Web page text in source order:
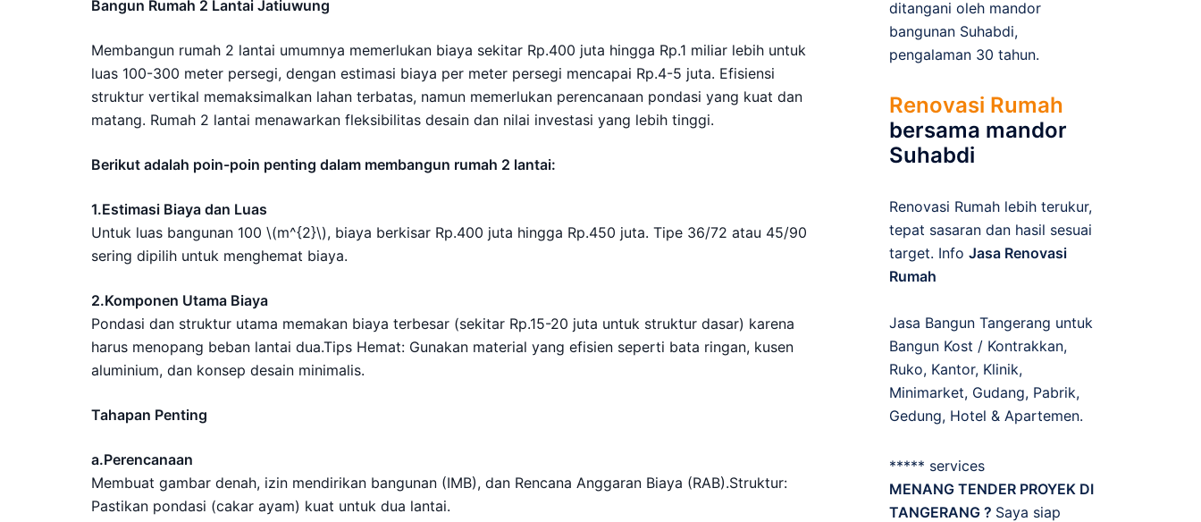
Bangun Rumah 2 Lantai Jatiuwung
Membangun rumah 2 lantai umumnya memerlukan biaya sekitar Rp.400 juta hingga Rp.1 miliar lebih untuk
luas 100-300 meter persegi, dengan estimasi biaya per meter persegi mencapai Rp.4-5 juta. Efisiensi
struktur vertikal memaksimalkan lahan terbatas, namun memerlukan perencanaan pondasi yang kuat dan
matang. Rumah 2 lantai menawarkan fleksibilitas desain dan nilai investasi yang lebih tinggi.
Berikut adalah poin-poin penting dalam membangun rumah 2 lantai:
1.Estimasi Biaya dan Luas
Untuk luas bangunan 100 \(m^{2}\), biaya berkisar Rp.400 juta hingga Rp.450 juta. Tipe 36/72 atau 45/90
sering dipilih untuk menghemat biaya.
2.Komponen Utama Biaya
Pondasi dan struktur utama memakan biaya terbesar (sekitar Rp.15-20 juta untuk struktur dasar) karena
harus menopang beban lantai dua.Tips Hemat: Gunakan material yang efisien seperti bata ringan, kusen
aluminium, dan konsep desain minimalis.
Tahapan Penting
a.Perencanaan
Membuat gambar denah, izin mendirikan bangunan (IMB), dan Rencana Anggaran Biaya (RAB).Struktur:
Pastikan pondasi (cakar ayam) kuat untuk dua lantai.
ditangani oleh mandor
bangunan Suhabdi,
pengalaman 30 tahun.
Renovasi Rumah
bersama mandor
Suhabdi
Renovasi Rumah lebih terukur,
tepat sasaran dan hasil sesuai
target. Info Jasa Renovasi
Rumah
Jasa Bangun Tangerang untuk
Bangun Kost / Kontrakkan,
Ruko, Kantor, Klinik,
Minimarket, Gudang, Pabrik,
Gedung, Hotel & Apartemen.
***** services
MENANG TENDER PROYEK DI
TANGERANG ? Saya siap